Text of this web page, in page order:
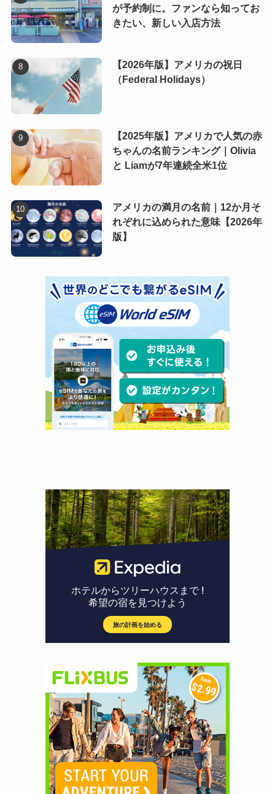
が予約制に。ファンなら知ってお
きたい、新しい入店方法
【2026年版】アメリカの祝日
（Federal Holidays）
【2025年版】アメリカで人気の赤
ちゃんの名前ランキング｜Olivia
と Liamが7年連続全米1位
アメリカの満月の名前｜12か月そ
れぞれに込められた意味【2026年
版】